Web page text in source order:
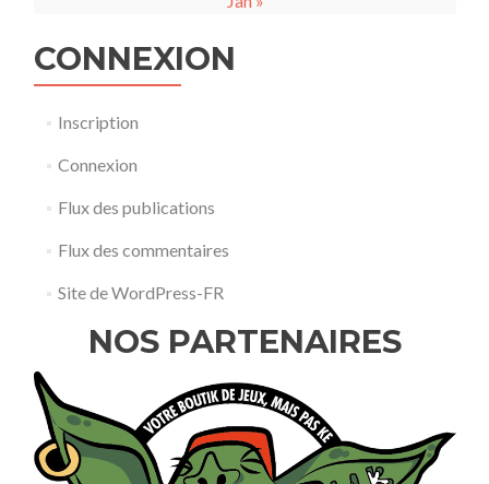
CONNEXION
Inscription
Connexion
Flux des publications
Flux des commentaires
Site de WordPress-FR
NOS PARTENAIRES